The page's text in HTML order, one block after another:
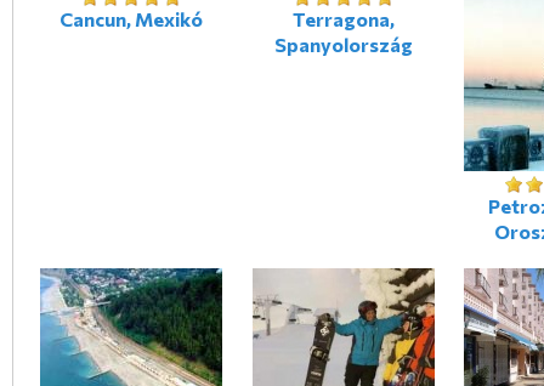
Cancun, Mexikó
Terragona,
Spanyolország